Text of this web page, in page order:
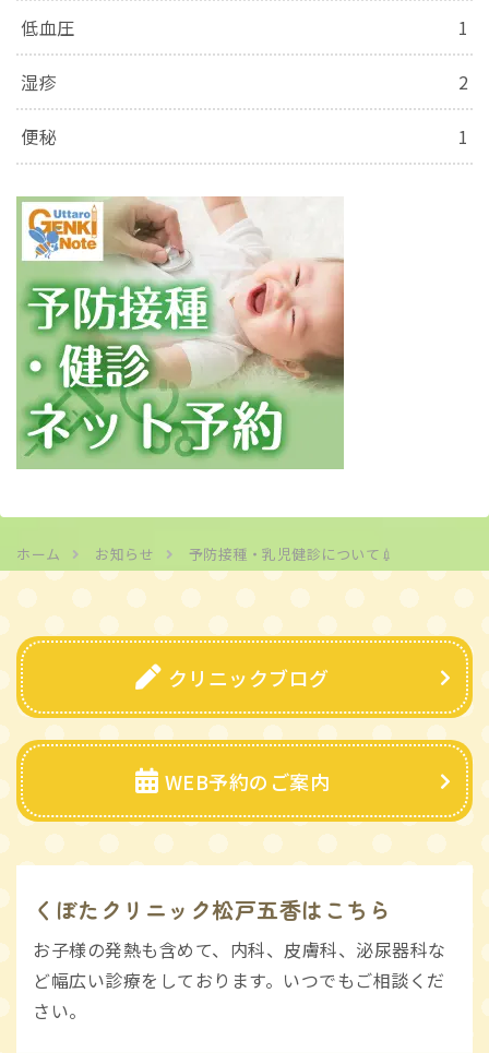
低血圧 1
湿疹 2
便秘 1
ホーム お知らせ 予防接種・乳児健診について💉
クリニックブログ
WEB予約のご案内
くぼたクリニック松戸五香はこちら
お子様の発熱も含めて、内科、皮膚科、泌尿器科な
ど幅広い診療をしております。いつでもご相談くだ
さい。